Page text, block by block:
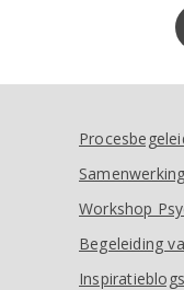
Workshop
Begeleiding
Inspiratieblogs